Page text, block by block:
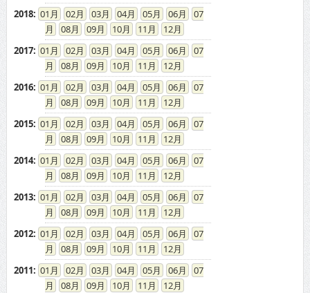
2018: 01 02 03 04 05 06
07
08
09 10 11
12
2017: 01 02 03 04 05 06
07
08
09 10 11
12
2016: 01 02 03 04 05 06
07
08
09 10 11
12
2015: 01 02 03 04 05 06
07
08
09 10 11
12
2014: 01 02 03 04 05 06
07
08
09 10 11
12
2013: 01 02 03 04 05 06
07
08
09 10 11
12
2012: 01 02 03 04 05 06
07
08
09 10 11
12
2011: 01 02 03 04 05 06
07
08
09 10 11
12